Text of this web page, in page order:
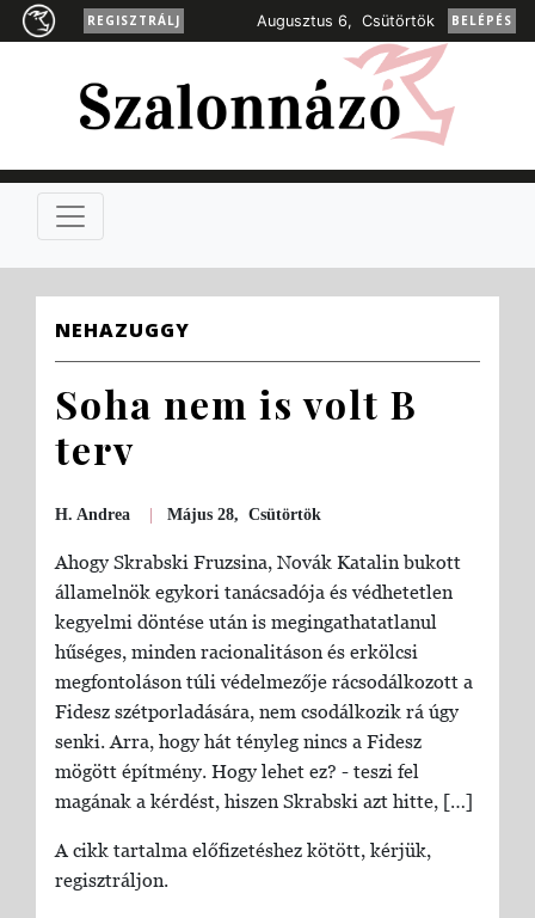
REGISZTRÁLJ Augusztus 6, Csütörtök BELÉPÉS
NEHAZUGGY
Soha nem is volt B
terv
H. Andrea Május 28, Csütörtök
Ahogy Skrabski Fruzsina, Novák Katalin bukott
államelnök egykori tanácsadója és védhetetlen
kegyelmi döntése után is megingathatatlanul
hűséges, minden racionalitáson és erkölcsi
megfontoláson túli védelmezője rácsodálkozott a
Fidesz szétporladására, nem csodálkozik rá úgy
senki. Arra, hogy hát tényleg nincs a Fidesz
mögött építmény. Hogy lehet ez? - teszi fel
magának a kérdést, hiszen Skrabski azt hitte, […]
A cikk tartalma előfizetéshez kötött, kérjük,
regisztráljon.